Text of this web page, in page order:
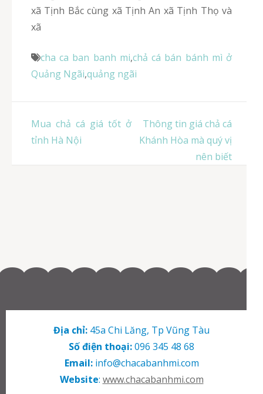
xã Tịnh Bắc cùng xã Tịnh An xã Tịnh Thọ và
xã
cha ca ban banh mi,chả cá bán bánh mì ở
Quảng Ngãi,quảng ngãi
Điều
hướng
Mua chả cá giá tốt ở
tỉnh Hà Nội
Thông tin giá chả cá
Khánh Hòa mà quý vị
nên biết
Địa chỉ: 45a Chi Lăng, Tp Vũng Tàu
Số điện thoại:096 345 48 68
Email:info@chacabanhmi.com
Website: www.chacabanhmi.com